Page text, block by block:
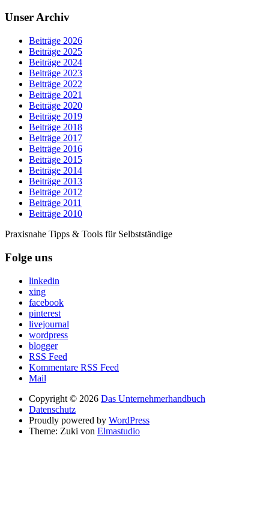
Unser Archiv
Beiträge 2026
Beiträge 2025
Beiträge 2024
Beiträge 2023
Beiträge 2022
Beiträge 2021
Beiträge 2020
Beiträge 2019
Beiträge 2018
Beiträge 2017
Beiträge 2016
Beiträge 2015
Beiträge 2014
Beiträge 2013
Beiträge 2012
Beiträge 2011
Beiträge 2010
Praxisnahe Tipps & Tools für Selbstständige
Folge uns
linkedin
xing
facebook
pinterest
livejournal
wordpress
blogger
RSS Feed
Kommentare RSS Feed
Mail
Copyright © 2026 Das Unternehmerhandbuch
Datenschutz
Proudly powered by WordPress
Theme: Zuki von Elmastudio